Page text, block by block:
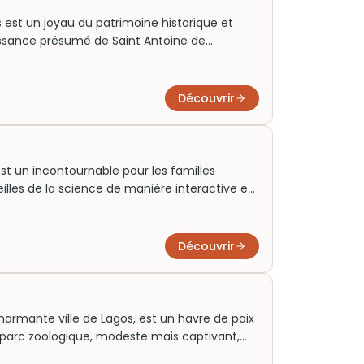
est un joyau du patrimoine historique et
présumé de Saint Antoine de
la vie du saint. Initialement un lieu de culte,
un voyage spirituel et esthétique à travers
Découvrir
un incontournable pour les familles
de la science de manière interactive et
il stimule la curiosité tout en célébrant
quotidien, faisant écho à l’héritage
Découvrir
ville de Lagos, est un havre de paix
zoologique, modeste mais captivant,